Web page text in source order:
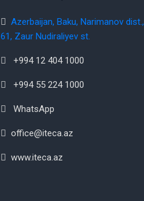
Azerbaijan, Baku, Narimanov dist.,
61, Zaur Nudiraliyev st.
+994 12 404 1000
+994 55 224 1000
WhatsApp
office@iteca.az
www.iteca.az